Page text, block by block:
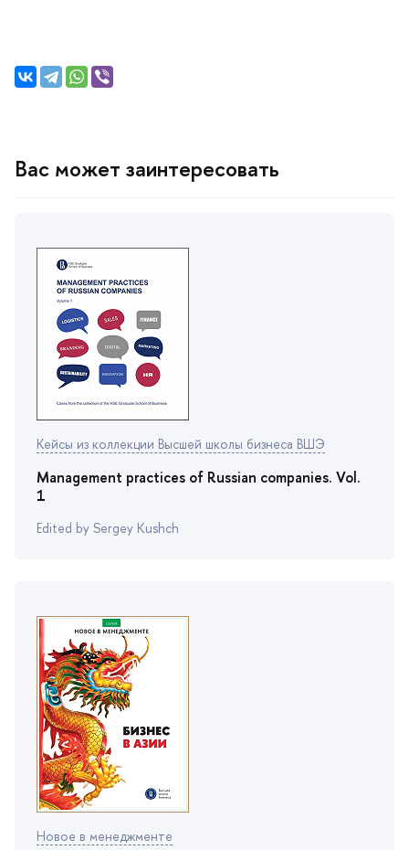
ас может заинтересовать
Кейсы из коллекции Высшей школы бизнеса ВШЭ
Management practices of Russian companies. Vol.
1
Edited by Sergey Kushch
Новое в менеджменте